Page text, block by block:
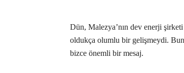
Dün, Malezya’nın dev enerji şirketi
oldukça olumlu bir gelişmeydi.
bizce önemli bir mesaj.